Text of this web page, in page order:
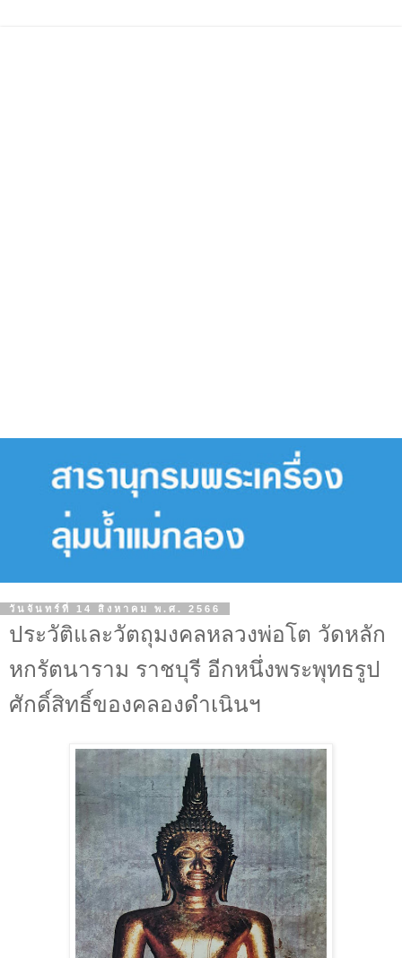
วันจันทร์ที่ 14 สิงหาคม พ.ศ. 2566
ประวัติและวัตถุมงคลหลวงพ่อโต วัดหลัก
หกรัตนาราม ราชบุรี อีกหนึ่งพระพุทธรูป
ศักดิ์สิทธิ์ของคลองดำเนินฯ